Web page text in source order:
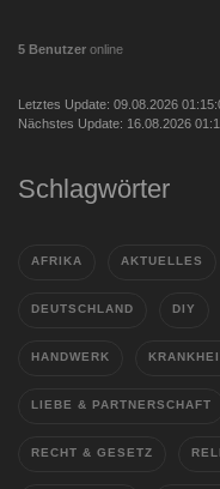
5 Benutzer online
Letztes Update: 09.08.2026
Nächstes Update: 16.08.2026
Schlagwörter
AFRIKA AKTUELLES
DEUTSCHLAND DIY
HANDWERK
LIEBE & PARTNERSCHAFT
RECHT & GESETZ